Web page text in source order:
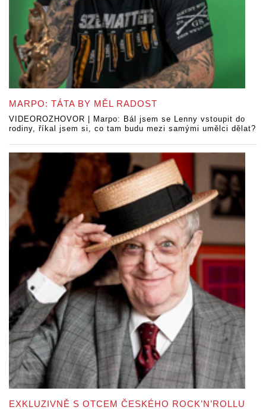
MARPO: TÁTA BY MĚL RADOST
VIDEOROZHOVOR | Marpo: Bál jsem se Lenny vstoupit do
rodiny, říkal jsem si, co tam budu mezi samými umělci dělat?
EXKLUZIVNĚ S OTCEM ČESKÉHO ROCK’N’ROLLU